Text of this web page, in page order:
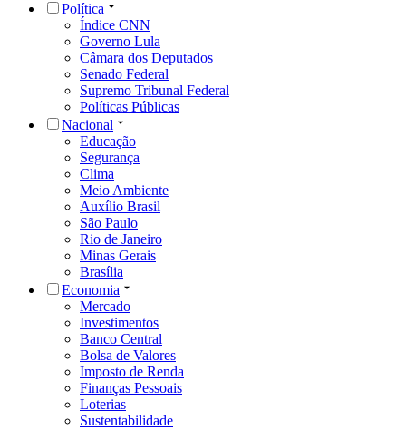
Política
Índice CNN
Governo Lula
Câmara dos Deputados
Senado Federal
Supremo Tribunal Federal
Políticas Públicas
Nacional
Educação
Segurança
Clima
Meio Ambiente
Auxílio Brasil
São Paulo
Rio de Janeiro
Minas Gerais
Brasília
Economia
Mercado
Investimentos
Banco Central
Bolsa de Valores
Imposto de Renda
Finanças Pessoais
Loterias
Sustentabilidade